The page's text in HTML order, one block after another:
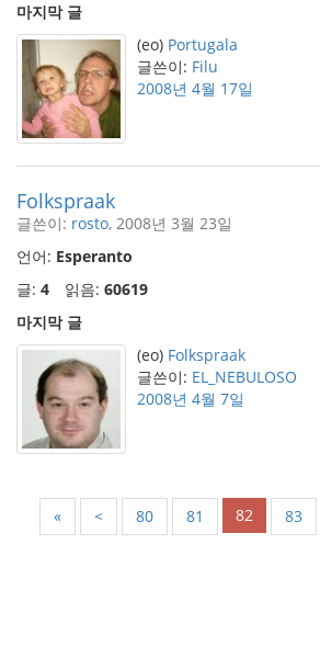
마지막 글
(eo) Portugala
글쓴이: Filu
2008년 4월 17일
Folkspraak
글쓴이: rosto, 2008년 3월 23일
언어: Esperanto
글: 4 읽음: 60619
마지막 글
(eo) Folkspraak
글쓴이: EL_NEBULOSO
2008년 4월 7일
« < 80 81 82 83